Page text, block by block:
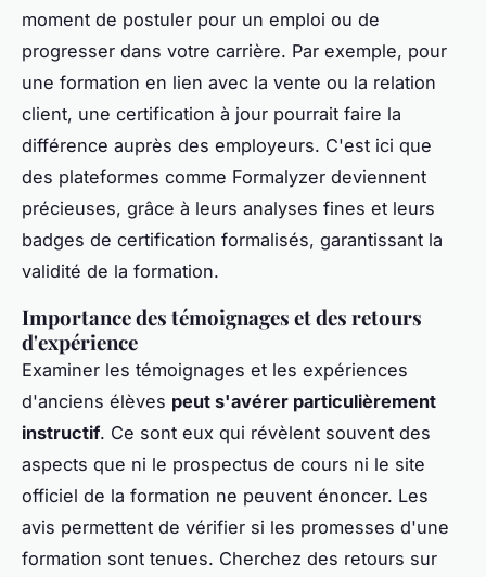
moment de postuler pour un emploi ou de
progresser dans votre carrière. Par exemple, pour
une formation en lien avec la vente ou la relation
client, une certification à jour pourrait faire la
différence auprès des employeurs. C'est ici que
des plateformes comme Formalyzer deviennent
précieuses, grâce à leurs analyses fines et leurs
badges de certification formalisés, garantissant la
validité de la formation.
Importance des témoignages et des retours
d'expérience
Examiner les témoignages et les expériences
d'anciens élèves peut s'avérer particulièrement
instructif. Ce sont eux qui révèlent souvent des
aspects que ni le prospectus de cours ni le site
officiel de la formation ne peuvent énoncer. Les
avis permettent de vérifier si les promesses d'une
formation sont tenues. Cherchez des retours sur